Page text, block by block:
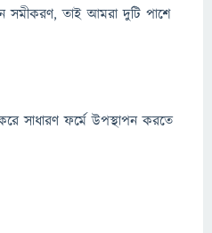
সমীকরণ, তাই আমরা দুটি পাশে
সাধারণ ফর্মে উপস্থাপন করতে